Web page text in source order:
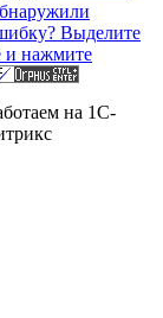
Выделите
и нажмите
на 1C-